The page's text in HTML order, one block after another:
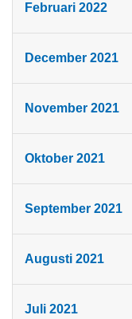
Februari 2022
December 2021
November 2021
Oktober 2021
September 2021
Augusti 2021
Juli 2021